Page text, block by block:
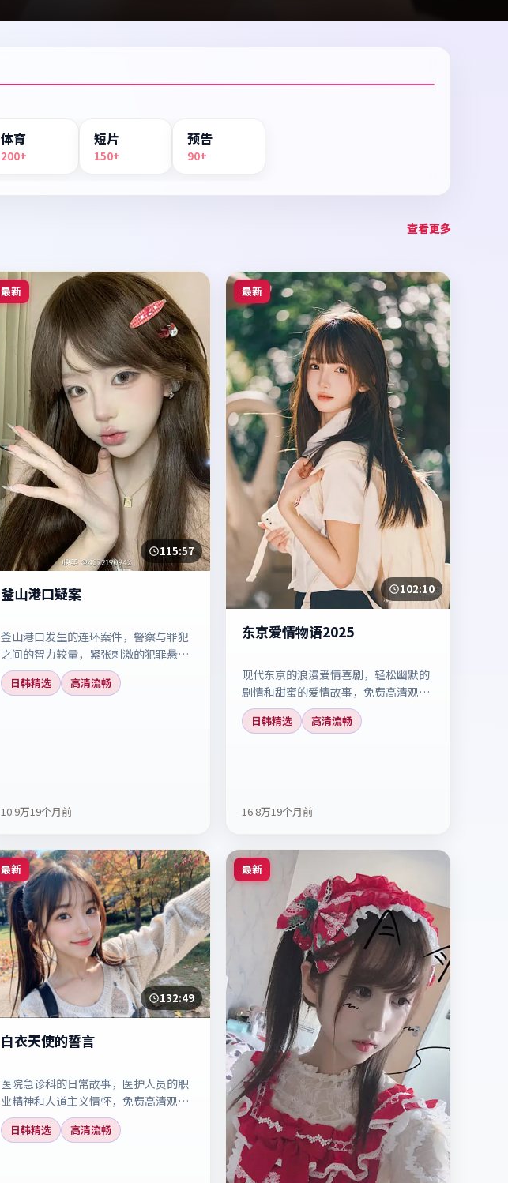
体育
200+
短片
150+
预告
90+
查看更多
最新
115:57
釜山港口疑案
釜山港口发生的连环案件，警察与罪犯
之间的智力较量，紧张刺激的犯罪悬疑
片，免费高清观看。
日韩精选 高清流畅
10.9万19个月前
最新
102:10
东京爱情物语2025
现代东京的浪漫爱情喜剧，轻松幽默的
剧情和甜蜜的爱情故事，免费高清观看
这部治愈系浪漫电影。
日韩精选 高清流畅
16.8万19个月前
最新
132:49
白衣天使的誓言
医院急诊科的日常故事，医护人员的职
业精神和人道主义情怀，免费高清观看
这部温暖人心的医疗剧。
日韩精选 高清流畅
最新